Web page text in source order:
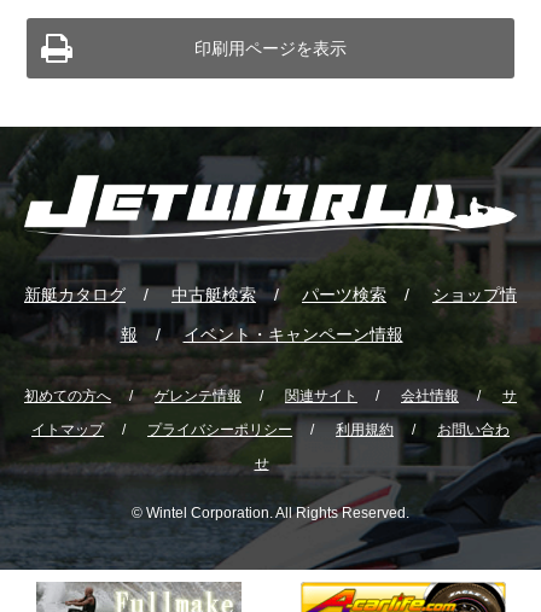
印刷用ページを表示
新艇カタログ 中古艇検索 パーツ検索 ショップ情
報 イベント・キャンペーン情報
初めての方へ ゲレンテ情報 関連サイト 会社情報
サ
イトマップ
プライバシーポリシー 利用規約
お問い合わ
せ
© Wintel Corporation. All Rights Reserved.